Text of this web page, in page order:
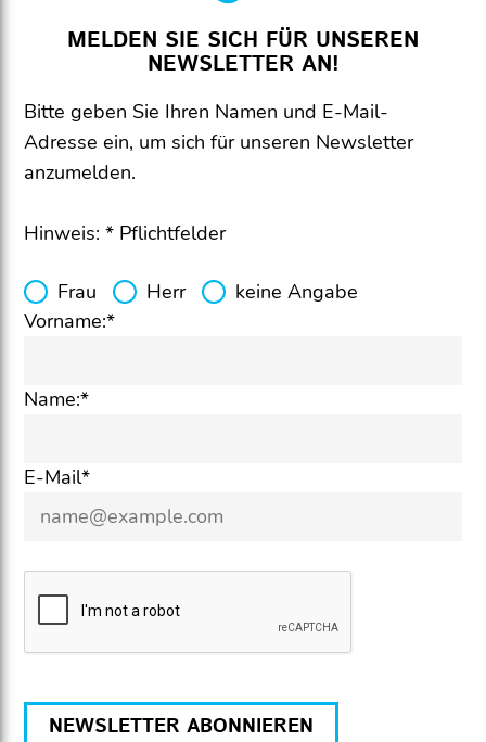
MELDEN SIE SICH FÜR UNSEREN
NEWSLETTER AN!
Bitte geben Sie Ihren Namen und E-Mail-
Adresse ein, um sich für unseren Newsletter
anzumelden.
Hinweis: * Pflichtfelder
Frau Herr
keine Angabe
Vorname:*
Name:*
E-Mail*
NEWSLETTER ABONNIEREN